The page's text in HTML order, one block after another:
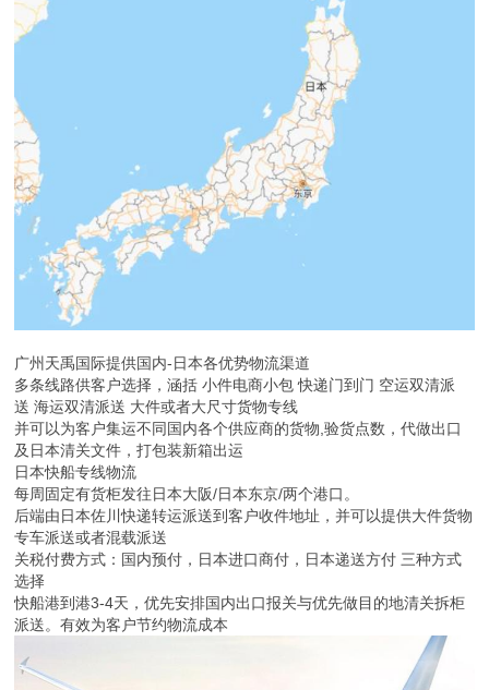
广州天禹国际提供国内-日本各优势物流渠道
多条线路供客户选择，涵括 小件电商小包 快递门到门 空运双清派
送 海运双清派送 大件或者大尺寸货物专线
并可以为客户集运不同国内各个供应商的货物,验货点数，代做出口
及日本清关文件，打包装新箱出运
日本快船专线物流
每周固定有货柜发往日本大阪/日本东京/两个港口。
后端由日本佐川快递转运派送到客户收件地址，并可以提供大件货物
专车派送或者混载派送
关税付费方式：国内预付，日本进口商付，日本递送方付 三种方式
选择
快船港到港3-4天，优先安排国内出口报关与优先做目的地清关拆柜
派送。有效为客户节约物流成本